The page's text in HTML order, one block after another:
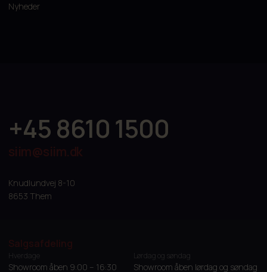
Nyheder
+45 8610 1500
siim@siim.dk
Knudlundvej 8-10
8653 Them
Salgsafdeling
Hverdage
Showroom åben 9:00 – 16:30
Lørdag og søndag
Showroom åben lørdag og søndag